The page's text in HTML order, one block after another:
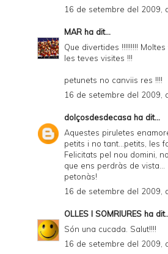
16 de setembre del 2009,
MAR ha dit...
Que divertides !!!!!!!!!
les teves visites !!!
petunets no canviis res !!!!
16 de setembre del 2009,
dolçosdesdecasa ha dit...
Aquestes piruletes
petits i no tant...petits, les
Felicitats pel nou domini,
que ens perdràs de vista...
petonàs!
16 de setembre del 2009,
OLLES I SOMRIURES ha
Són una cucada. Salut!!!!
16 de setembre del 2009,